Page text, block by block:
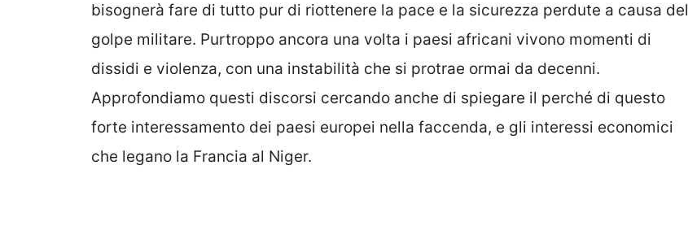
bisognerà fare di tutto pur di riottenere la pace e la sicurezza perdute a causa del
golpe militare. Purtroppo ancora una volta i paesi africani vivono momenti di
dissidi e violenza, con una instabilità che si protrae ormai da decenni.
Approfondiamo questi discorsi cercando anche di spiegare il perché di questo
forte interessamento dei paesi europei nella faccenda, e gli interessi economici
che legano la Francia al Niger.